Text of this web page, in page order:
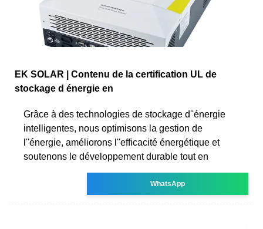
EK SOLAR | Contenu de la certification UL de
stockage d énergie en
Grâce à des technologies de stockage d''énergie
intelligentes, nous optimisons la gestion de
l''énergie, améliorons l''efficacité énergétique et
soutenons le développement durable tout en
WhatsApp